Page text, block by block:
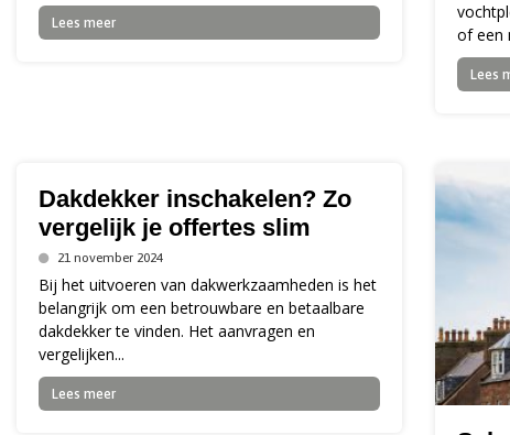
Lees meer
of een
Lees
Dakdekker inschakelen? Zo
vergelijk je offertes slim
21 november 2024
Bij het uitvoeren van dakwerkzaamheden is het
belangrijk om een betrouwbare en betaalbare
dakdekker te vinden. Het aanvragen en
vergelijken...
Lees meer